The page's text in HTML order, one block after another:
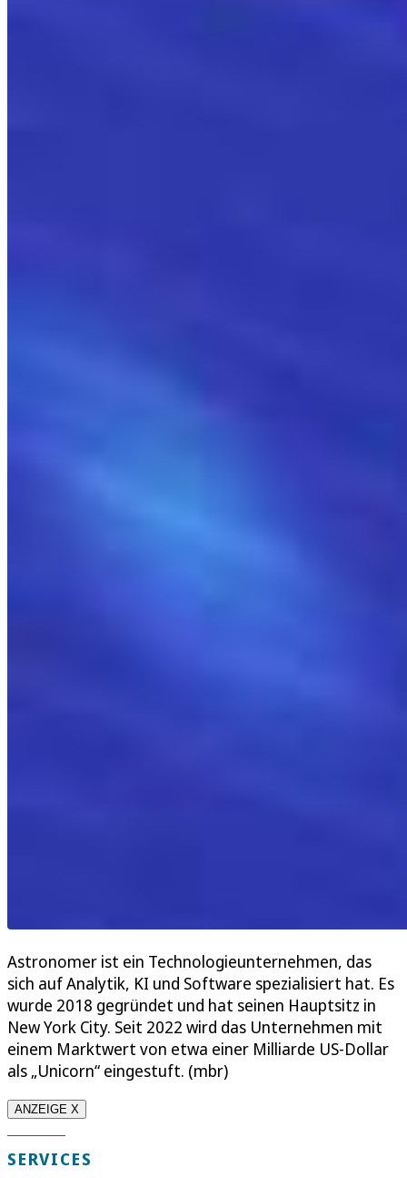
Astronomer ist ein Technologieunternehmen, das
sich auf Analytik, KI und Software spezialisiert hat. Es
wurde 2018 gegründet und hat seinen Hauptsitz in
New York City. Seit 2022 wird das Unternehmen mit
einem Marktwert von etwa einer Milliarde US-Dollar
als „Unicorn“ eingestuft. (mbr)
ANZEIGE X
SERVICES